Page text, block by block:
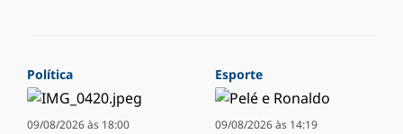
Política
09/08/2026 às 18:00
Esporte
09/08/2026 às 14:19